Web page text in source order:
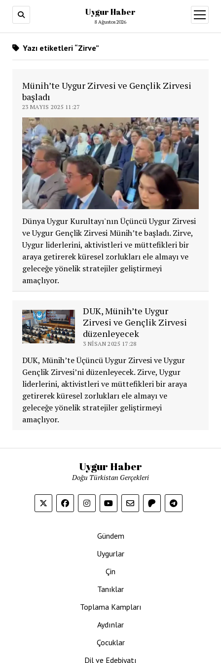
Uygur Haber
8 Ağustos 2026
aç
Yazı etiketleri “Zirve”
Münih’te Uygur Zirvesi ve Gençlik Zirvesi
başladı
23 MAYIS 2025 11:27
Dünya Uygur Kurultayı'nın Üçüncü Uygur Zirvesi
ve Uygur Gençlik Zirvesi Münih’te başladı. Zirve,
Uygur liderlerini, aktivistleri ve müttefikleri bir
araya getirerek küresel zorlukları ele almayı ve
geleceğe yönelik stratejiler geliştirmeyi
amaçlıyor.
DUK, Münih’te Uygur
Zirvesi ve Gençlik Zirvesi
düzenleyecek
3 NISAN 2025 17:28
DUK, Münih’te Üçüncü Uygur Zirvesi ve Uygur
Gençlik Zirvesi’ni düzenleyecek. Zirve, Uygur
liderlerini, aktivistleri ve müttefikleri bir araya
getirerek küresel zorlukları ele almayı ve
geleceğe yönelik stratejiler geliştirmeyi
amaçlıyor.
Uygur Haber
Doğu Türkistan Gerçekleri
Gündem
Uygurlar
Çin
Tanıklar
Toplama Kampları
Aydınlar
Çocuklar
Dil ve Edebiyatı